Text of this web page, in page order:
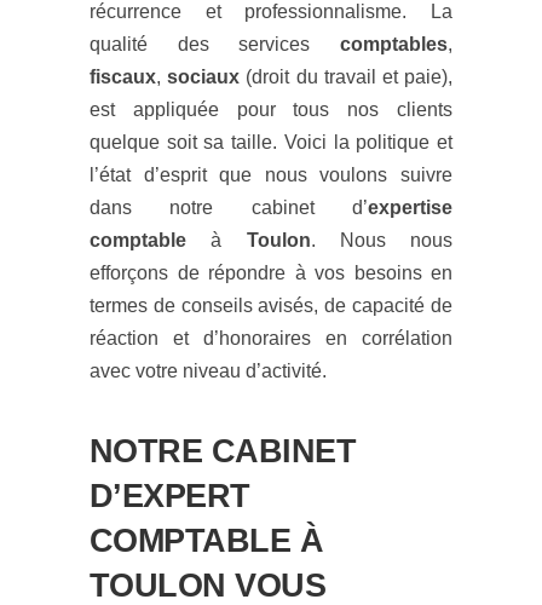
récurrence et professionnalisme. La
qualité des services comptables,
fiscaux,sociaux (droit du travail et paie),
est appliquée pour tous nos clients
quelque soit sa taille. Voici la politique et
l’état d’esprit que nous voulons suivre
dans notre cabinet d’expertise
comptableà Toulon. Nous nous
efforçons de répondre à vos besoins en
termes de conseils avisés, de capacité de
réaction et d’honoraires en corrélation
avec votre niveau d’activité.
NOTRE CABINET
D’EXPERT
COMPTABLE À
TOULON VOUS